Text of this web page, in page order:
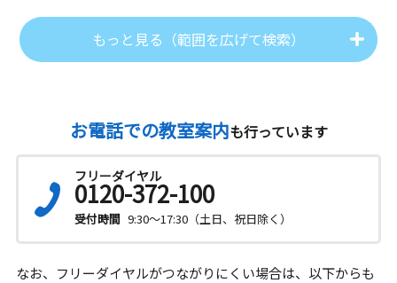
もっと見る（範囲を広げて検索）
お電話での教室案内も行っています
フリーダイヤル
0120-372-100
受付時間 9:30～17:30（土日、祝日除く）
なお、フリーダイヤルがつながりにくい場合は、以下からも